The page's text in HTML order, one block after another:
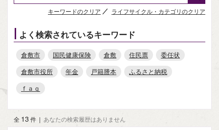
キーワードのクリア ライフサイクル・カテゴリのクリア
よく検索されているキーワード
倉敷市 国民健康保険 倉敷 住民票
委任状
倉敷市役所
年金 戸籍謄本
ふるさと納税
ｆａｑ
全 13件 | あなたの検索履歴はありません